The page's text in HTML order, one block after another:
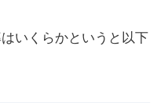
いくらかというと以下